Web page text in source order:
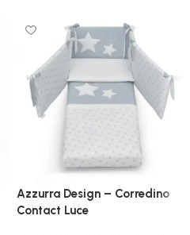
Azzurra Design – Corredino
Contact Luce